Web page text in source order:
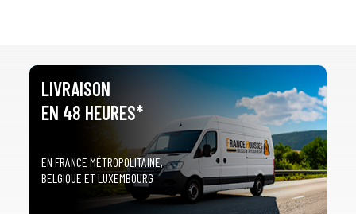
LIVRAISON
EN 48 HEURES*
EN FRANCE MÉTROPOLITAINE,
BELGIQUE ET LUXEMBOURG